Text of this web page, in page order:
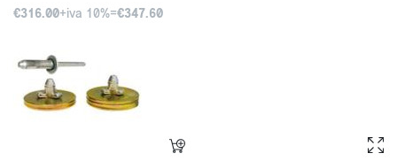
€316.00+iva 10%=€347.60